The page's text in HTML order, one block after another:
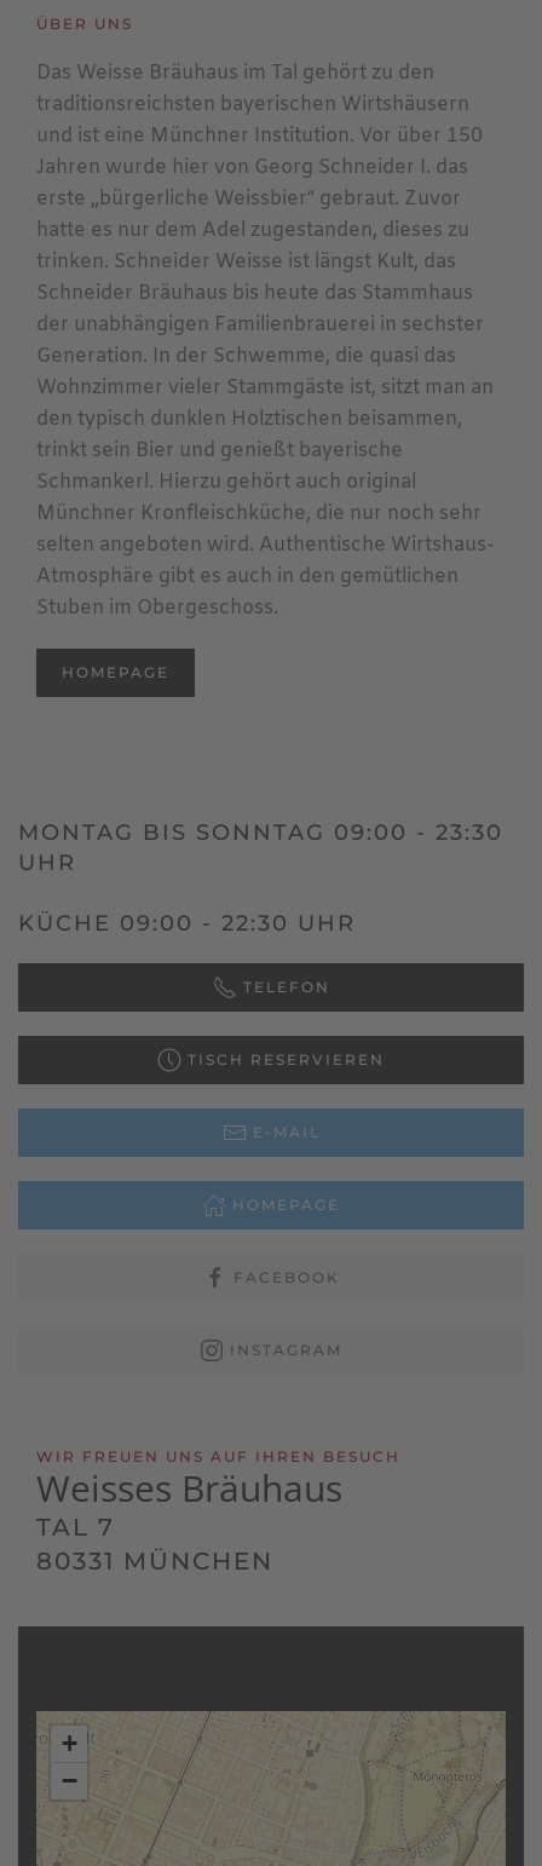
ÜBER UNS
Das Weisse Bräuhaus im Tal gehört zu den
traditionsreichsten bayerischen Wirtshäusern
und ist eine Münchner Institution. Vor über 150
Jahren wurde hier von Georg Schneider I. das
erste „bürgerliche Weissbier“ gebraut. Zuvor
hatte es nur dem Adel zugestanden, dieses zu
trinken. Schneider Weisse ist längst Kult, das
Schneider Bräuhaus bis heute das Stammhaus
der unabhängigen Familienbrauerei in sechster
Generation. In der Schwemme, die quasi das
Wohnzimmer vieler Stammgäste ist, sitzt man an
den typisch dunklen Holztischen beisammen,
trinkt sein Bier und genießt bayerische
Schmankerl. Hierzu gehört auch original
Münchner Kronfleischküche, die nur noch sehr
selten angeboten wird. Authentische Wirtshaus-
Atmosphäre gibt es auch in den gemütlichen
Stuben im Obergeschoss.
HOMEPAGE
MONTAG BIS SONNTAG 09:00 - 23:30
UHR
KÜCHE 09:00 - 22:30 UHR
TELEFON
TISCH RESERVIEREN
E-MAIL
HOMEPAGE
FACEBOOK
INSTAGRAM
WIR FREUEN UNS AUF IHREN BESUCH
Weisses Bräuhaus
TAL 7
80331 MÜNCHEN
+
−